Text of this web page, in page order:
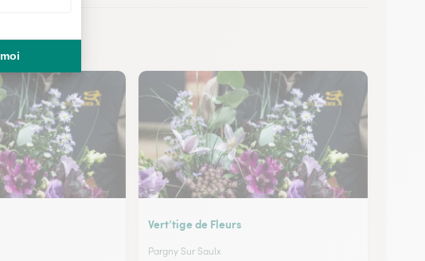
Fleuristes à Clermont-en-Argonne
Vert’tige de Fleurs
Pargny Sur Saulx